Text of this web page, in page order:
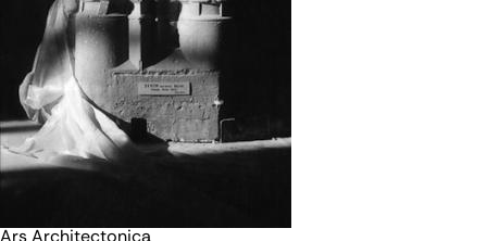
Ars Architectonica